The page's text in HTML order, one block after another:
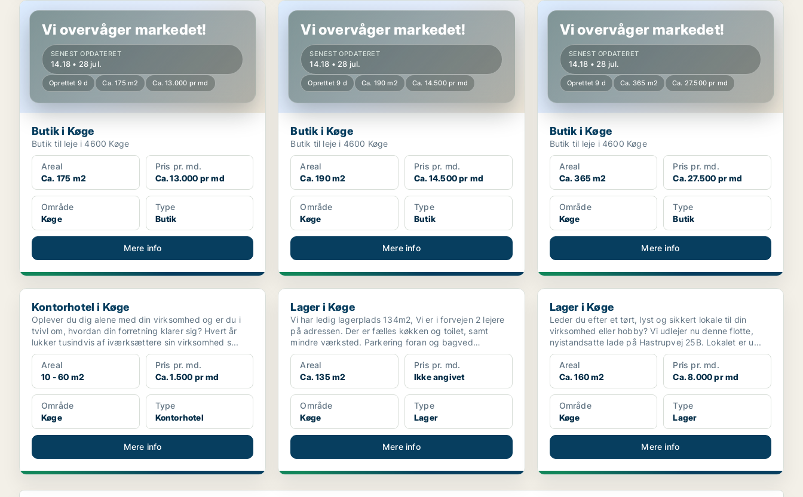
Butik i Køge
Vi overvåger markedet!
SENEST OPDATERET
14.18 • 28 jul.
Oprettet 9 d Ca. 175 m2 Ca. 13.000 pr md
Butik i Køge
Butik til leje i 4600 Køge
Areal
Ca. 175 m2
Pris pr. md.
Ca. 13.000 pr md
Område
Køge
Type
Butik
Mere info
Butik i Køge
Vi overvåger markedet!
SENEST OPDATERET
14.18 • 28 jul.
Oprettet 9 d Ca. 190 m2 Ca. 14.500 pr md
Butik i Køge
Butik til leje i 4600 Køge
Areal
Ca. 190 m2
Pris pr. md.
Ca. 14.500 pr md
Område
Køge
Type
Butik
Mere info
Butik i Køge
Vi overvåger markedet!
SENEST OPDATERET
14.18 • 28 jul.
Oprettet 9 d Ca. 365 m2 Ca. 27.500 pr md
Butik i Køge
Butik til leje i 4600 Køge
Areal
Ca. 365 m2
Pris pr. md.
Ca. 27.500 pr md
Område
Køge
Type
Butik
Mere info
Kontorhotel i Køge
Kontorhotel i Køge
Oplever du dig alene med din virksomhed og er du i
tvivl om, hvordan din forretning klarer sig? Hvert år
lukker tusindvis af iværksættere sin virksomhed s...
Areal
10 - 60 m2
Pris pr. md.
Ca. 1.500 pr md
Område
Køge
Type
Kontorhotel
Mere info
Lager i Køge
Lager i Køge
Vi har ledig lagerplads 134m2, Vi er i forvejen 2 lejere
på adressen. Der er fælles køkken og toilet, samt
mindre værksted. Parkering foran og bagved
bygning...
Areal
Ca. 135 m2
Pris pr. md.
Ikke angivet
Område
Køge
Type
Lager
Mere info
Lager i Køge
Lager i Køge
Leder du efter et tørt, lyst og sikkert lokale til din
virksomhed eller hobby? Vi udlejer nu denne flotte,
nyistandsatte lade på Hastrupvej 25B. Lokalet er u...
Areal
Ca. 160 m2
Pris pr. md.
Ca. 8.000 pr md
Område
Køge
Type
Lager
Mere info